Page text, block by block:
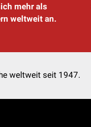
mehr als
weltweit an.
weltweit seit 1947.